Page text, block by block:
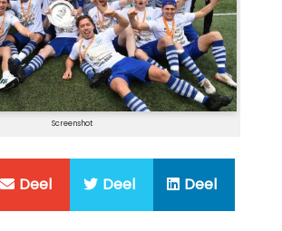
Screenshot
Deel Deel Deel